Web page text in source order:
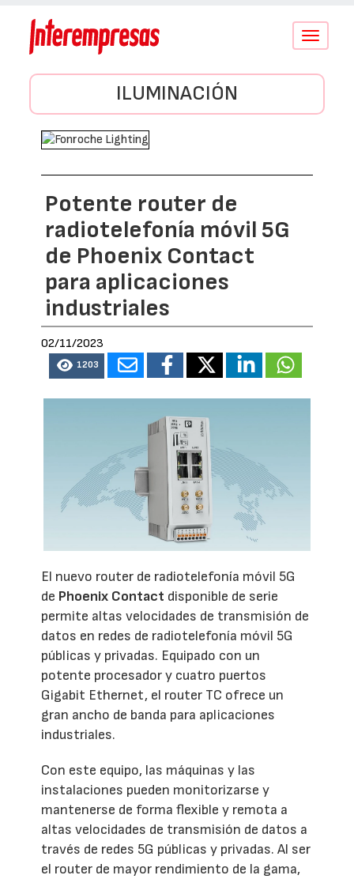
Conmutar
ILUMINACIÓN
Potente router de
radiotelefonía móvil 5G
de Phoenix Contact
para aplicaciones
industriales
02/11/2023
1203
El nuevo router de radiotelefonía móvil 5G
de Phoenix Contact disponible de serie
permite altas velocidades de transmisión de
datos en redes de radiotelefonía móvil 5G
públicas y privadas. Equipado con un
potente procesador y cuatro puertos
Gigabit Ethernet, el router TC ofrece un
gran ancho de banda para aplicaciones
industriales.
Con este equipo, las máquinas y las
instalaciones pueden monitorizarse y
mantenerse de forma flexible y remota a
altas velocidades de transmisión de datos a
través de redes 5G públicas y privadas. Al ser
el router de mayor rendimiento de la gama,